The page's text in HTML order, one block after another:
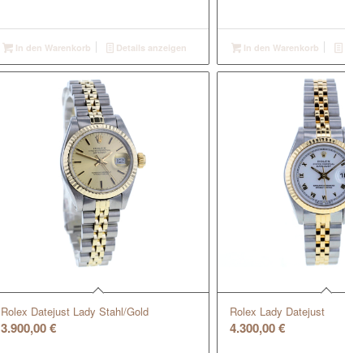
In den Warenkorb Details anzeigen In den Warenkorb
Rolex Datejust Lady Stahl/Gold
3.900,00€
Rolex Lady Datejust
4.300,00€